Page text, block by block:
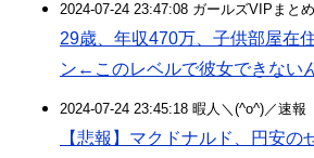
2024-07-24 23:47:08 ガールズVIPまとめ
29歳、年収470万、子供部屋在
ン←このレベルで彼女できない
2024-07-24 23:45:18 暇人＼(^o^)／速報
【悲報】マクドナルド、円安の